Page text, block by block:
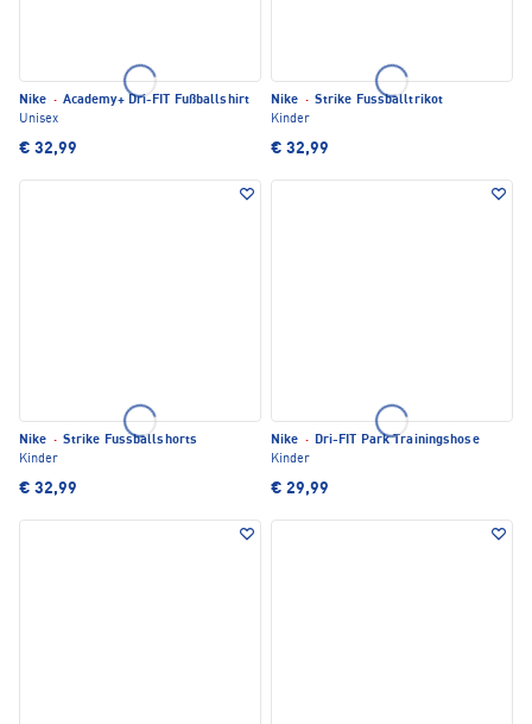
Nike · Academy+ Dri-FIT Fußballshirt
Unisex
€ 32,99
Nike · Strike Fussballtrikot
Kinder
€ 32,99
Nike · Strike Fussballshorts
Kinder
€ 32,99
Nike · Dri-FIT Park Trainingshose
Kinder
€ 29,99